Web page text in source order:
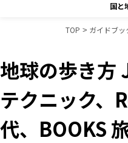
国と
TOP ガイドブッ
地球の歩き方
テクニック、
代、BOOKS